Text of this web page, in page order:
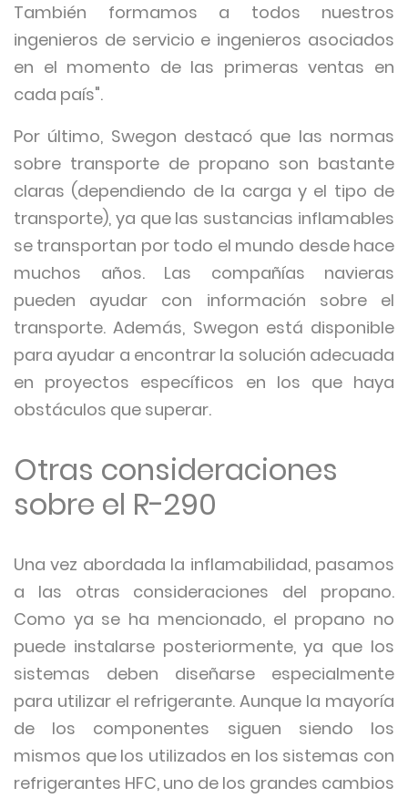
También formamos a todos nuestros
ingenieros de servicio e ingenieros asociados
en el momento de las primeras ventas en
cada país".
Por último, Swegon destacó que las normas
sobre transporte de propano son bastante
claras (dependiendo de la carga y el tipo de
transporte), ya que las sustancias inflamables
se transportan por todo el mundo desde hace
muchos años. Las compañías navieras
pueden ayudar con información sobre el
transporte. Además, Swegon está disponible
para ayudar a encontrar la solución adecuada
en proyectos específicos en los que haya
obstáculos que superar.
Otras consideraciones
sobre el R-290
Una vez abordada la inflamabilidad, pasamos
a las otras consideraciones del propano.
Como ya se ha mencionado, el propano no
puede instalarse posteriormente, ya que los
sistemas deben diseñarse especialmente
para utilizar el refrigerante. Aunque la mayoría
de los componentes siguen siendo los
mismos que los utilizados en los sistemas con
refrigerantes HFC, uno de los grandes cambios